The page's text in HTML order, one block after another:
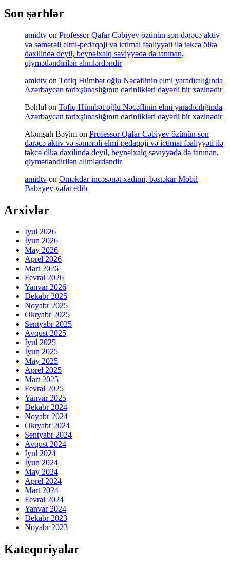
Son şərhlər
amidtv on Professor Qafar Cəbiyev özünün son dərəcə aktiv
və səmərəli elmi-pedaqoji və ictimai fəaliyyəti ilə təkcə ölkə
daxilində deyil, beynəlxalq səviyyədə də tanınan,
qiymətləndirilən alimlərdəndir
amidtv on Tofiq Hümbət oğlu Nəcəflinin elmi yaradıcılığında
Azərbaycan tarixşünaslığının dərinlikləri dəyərli bir xəzinədir
Bəhlul on Tofiq Hümbət oğlu Nəcəflinin elmi yaradıcılığında
Azərbaycan tarixşünaslığının dərinlikləri dəyərli bir xəzinədir
Aləmşah Bəyim on Professor Qafar Cəbiyev özünün son
dərəcə aktiv və səmərəli elmi-pedaqoji və ictimai fəaliyyəti ilə
təkcə ölkə daxilində deyil, beynəlxalq səviyyədə də tanınan,
qiymətləndirilən alimlərdəndir
amidtv on Əməkdar incəsənət xadimi, bəstəkar Mobil
Babayev vəfat edib
Arxivlər
İyul 2026
İyun 2026
May 2026
Aprel 2026
Mart 2026
Fevral 2026
Yanvar 2026
Dekabr 2025
Noyabr 2025
Oktyabr 2025
Sentyabr 2025
Avqust 2025
İyul 2025
İyun 2025
May 2025
Aprel 2025
Mart 2025
Fevral 2025
Yanvar 2025
Dekabr 2024
Noyabr 2024
Oktyabr 2024
Sentyabr 2024
Avqust 2024
İyul 2024
İyun 2024
May 2024
Aprel 2024
Mart 2024
Fevral 2024
Yanvar 2024
Dekabr 2023
Noyabr 2023
Kateqoriyalar